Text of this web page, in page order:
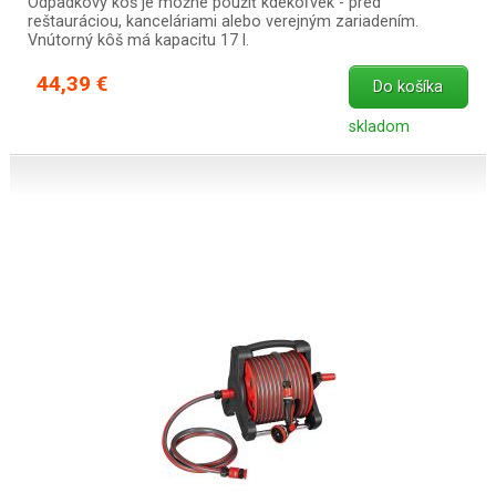
reštauráciou, kanceláriami alebo verejným zariadením.
Vnútorný kôš má kapacitu 17 l.
44,39 € Do košíka
skladom